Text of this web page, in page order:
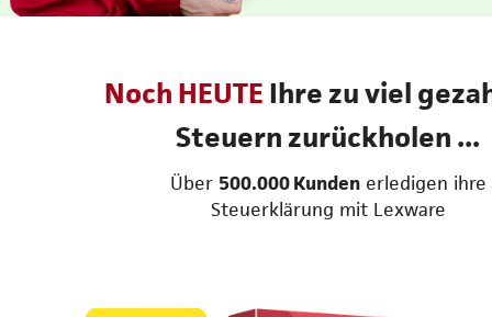
Noch HEUTE Ihre zu viel
Steuern zurückholen ...
Über 500.000 Kundenerledigen ihre
Steuerklärung mit Lexware